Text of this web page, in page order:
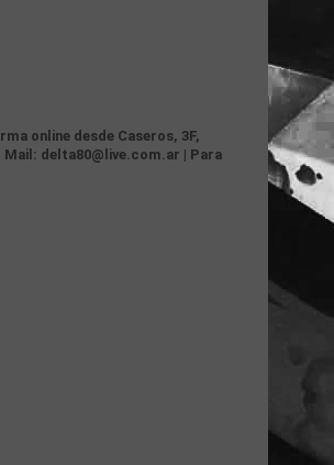
online desde Caseros, 3F,
Mail: delta80@live.com.ar | Para